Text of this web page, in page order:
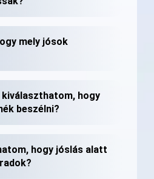
mely jósok
hogy
beszélni?
hogy jóslás alatt